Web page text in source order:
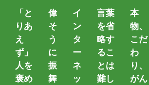
「と
りあ
え
ず」
人を
褒め
偉
そ
う
に
振
舞
イ
ン
タ
ー
ネ
ッ
言葉
を省
略す
るこ
とは
難し
本
物、
こだ
わ
り、
がん